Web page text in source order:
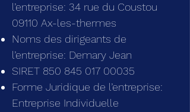
l’entreprise: 34 rue du Coustou
09110 Ax-les-thermes
Noms des dirigeants de
l’entreprise: Demary Jean
SIRET 850 845 017 00035
Forme Juridique de l’entreprise:
Entreprise Individuelle